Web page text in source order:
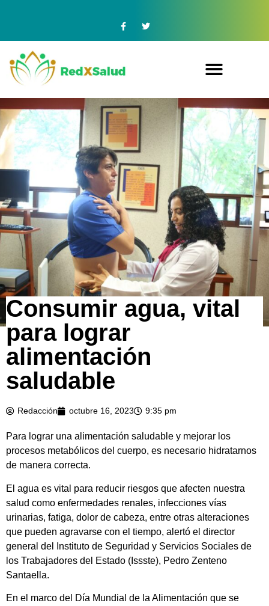
Consumir agua, vital
para lograr
alimentación
saludable
Redacción octubre 16, 2023 9:35 pm
Para lograr una alimentación saludable y mejorar los
procesos metabólicos del cuerpo, es necesario hidratarnos
de manera correcta.
El agua es vital para reducir riesgos que afecten nuestra
salud como enfermedades renales, infecciones vías
urinarias, fatiga, dolor de cabeza, entre otras alteraciones
que pueden agravarse con el tiempo, alertó el director
general del Instituto de Seguridad y Servicios Sociales de
los Trabajadores del Estado (Issste), Pedro Zenteno
Santaella.
En el marco del Día Mundial de la Alimentación que se